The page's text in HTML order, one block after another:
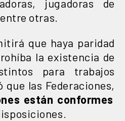
jugadoras de
otras.
que haya paridad
la existencia de
para trabajos
que las Federaciones,
están conformes